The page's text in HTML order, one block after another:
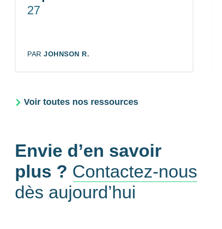
27
AUTEUR:
PAR JOHNSON R.
Voir toutes nos ressources
Envie d’en savoir
plus ? Contactez-nous
dès aujourd’hui